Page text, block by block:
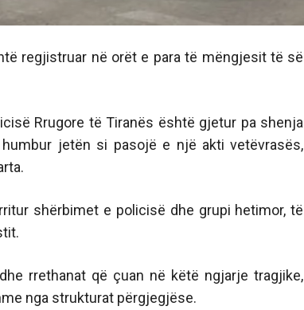
regjistruar në orët e para të mëngjesit të së
Rrugore të Tiranës është gjetur pa shenja
jetën si pasojë e një akti vetëvrasës,
shërbimet e policisë dhe grupi hetimor, të
rrethanat që çuan në këtë ngjarje tragjike,
nga strukturat përgjegjëse.